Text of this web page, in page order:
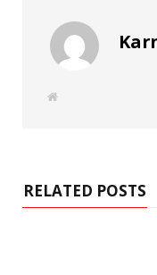
W
RELATED POSTS